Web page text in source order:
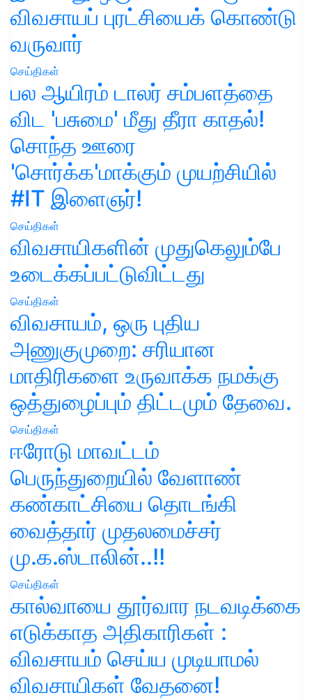
விவசாயப் புரட்சியைக் கொண்டு
வருவார்
செய்திகள்
பல ஆயிரம் டாலர் சம்பளத்தை
விட 'பசுமை' மீது தீரா காதல்!
சொந்த ஊரை
'சொர்க்க'மாக்கும் முயற்சியில்
#IT இளைஞர்!
செய்திகள்
விவசாயிகளின் முதுகெலும்பே
உடைக்கப்பட்டுவிட்டது
செய்திகள்
விவசாயம், ஒரு புதிய
அணுகுமுறை: சரியான
மாதிரிகளை உருவாக்க நமக்கு
ஒத்துழைப்பும் திட்டமும் தேவை.
செய்திகள்
ஈரோடு மாவட்டம்
பெருந்துறையில் வேளாண்
கண்காட்சியை தொடங்கி
வைத்தார் முதலமைச்சர்
மு.க.ஸ்டாலின்..!!
செய்திகள்
கால்வாயை தூர்வார நடவடிக்கை
எடுக்காத அதிகாரிகள் :
விவசாயம் செய்ய முடியாமல்
விவசாயிகள் வேதனை!